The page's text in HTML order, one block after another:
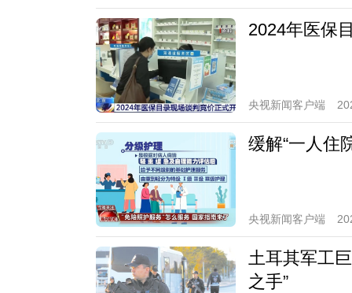
2024年医保
央视新闻客户端
缓解“一人住
央视新闻客户端
土耳其军工
之手”